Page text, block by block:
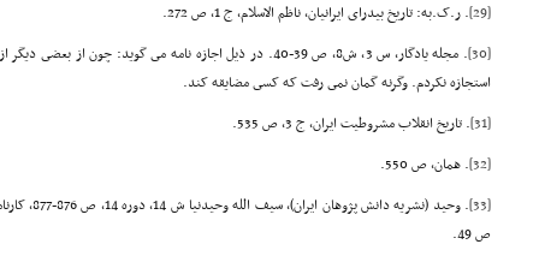
[29]
. ر.ک.به: تاریخ بیدراى ایرانیان، ناظم الاسلام، ج 1، ص 272.
[30]
. مجله یادگار، س 3، ش8، ص 39-40. در ذیل اجازه نامه مى گوید: چون
استجازه نکردم. وگرنه گمان نمى رفت که کسى مضایقه کند.
[31]
. تاریخ انقلاب مشروطیت ایران، ج 3، ص 535.
[32]
. همان، ص 550.
[33]
. وحید (نشریه
ص 49.